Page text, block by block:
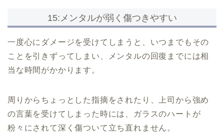
15:メンタルが弱く傷つきやすい
一度心にダメージを受けてしまうと、いつまでもその
ことを引きずってしまい、メンタルの回復までには相
当な時間がかかります。
周りからちょっとした指摘をされたり、上司から強め
の言葉を受けてしまった時には、ガラスのハートが
粉々にされて深く傷ついて立ち直れません。